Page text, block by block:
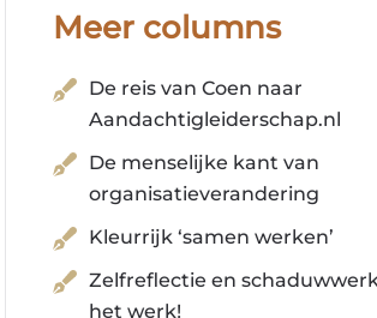
Meer columns
De reis van Coen naar
Aandachtigleiderschap.nl
De menselijke kant van
organisatieverandering
Kleurrijk ‘samen werken’
Zelfreflectie en
het werk!